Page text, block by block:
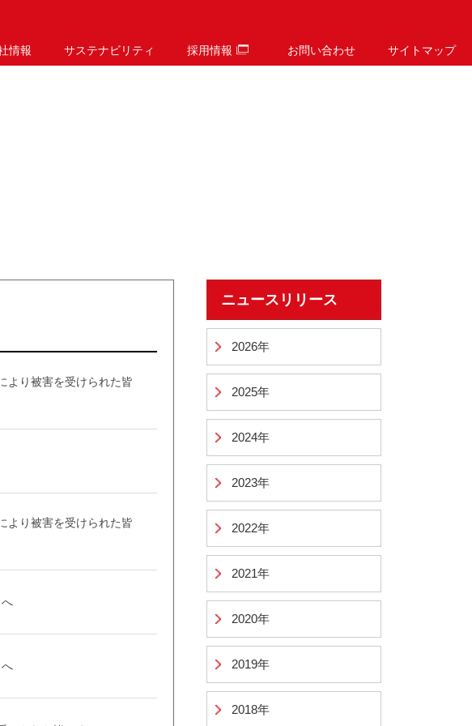
情報 サステナビリティ 採用情報 お問い合わせ サイトマップ
より被害を受けられた皆
より被害を受けられた皆
ニュースリリース
2026年
2025年
2024年
2023年
2022年
2021年
2020年
2019年
2018年